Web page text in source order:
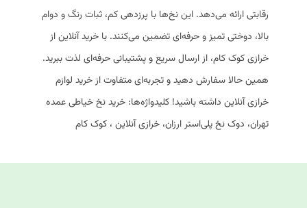
رقابتی ارائه می‌دهد. این نخ‌ها با پرزدهی کم، ثبات رنگ و دوام
بالا، دوختی تمیز و حرفه‌ای تضمین می‌کنند. با خرید آنلاین از
خرازی کوک کام، از ارسال سریع و پشتیبانی حرفه‌ای لذت ببرید.
همین حالا سفارش دهید و تجربه‌ای متفاوت از خرید لوازم
خرازی آنلاین داشته باشید! کلیدواژه‌ها: خرید نخ خیاطی عمده
تهران، دوک نخ پلی‌استر ارزان، خرازی آنلاین ، کوک کام